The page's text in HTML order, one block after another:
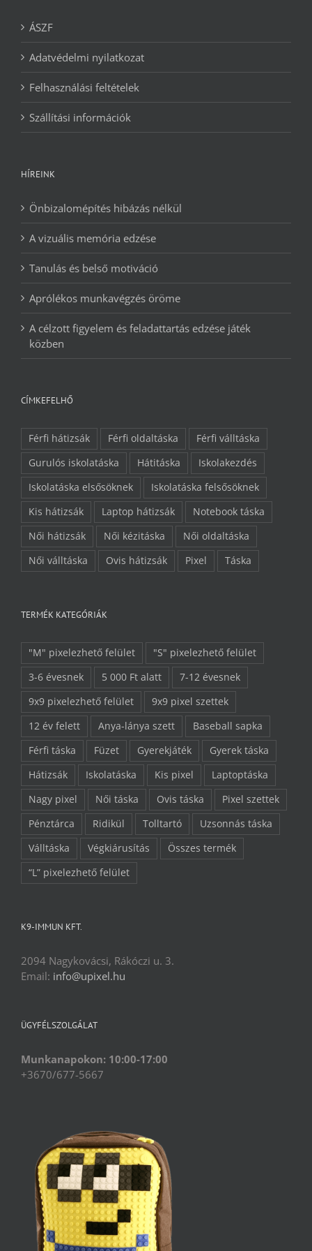
ÁSZF
Adatvédelmi nyilatkozat
Felhasználási feltételek
Szállítási információk
HÍREINK
Önbizalomépítés hibázás nélkül
A vizuális memória edzése
Tanulás és belső motiváció
Aprólékos munkavégzés öröme
A célzott figyelem és feladattartás edzése játék
közben
CÍMKEFELHŐ
Férfi hátizsák Férfi oldaltáska
Férfi válltáska
Gurulós iskolatáska
Hátitáska
Iskolakezdés
Iskolatáska elsősöknek
Iskolatáska felsősöknek
Kis hátizsák
Laptop hátizsák
Notebook táska
Női hátizsák
Női kézitáska
Női oldaltáska
Női válltáska
Ovis hátizsák Pixel Táska
TERMÉK KATEGÓRIÁK
"M" pixelezhető felület
"S" pixelezhető felület
3-6 évesnek
5 000 Ft alatt
7-12 évesnek
9x9 pixelezhető felület
9x9 pixel szettek
12 év felett
Anya-lánya szett
Baseball sapka
Férfi táska
Füzet Gyerekjáték
Gyerek táska
Hátizsák
Iskolatáska Kis pixel
Laptoptáska
Nagy pixel
Női táska Ovis táska
Pixel szettek
Pénztárca
Ridikül Tolltartó
Uzsonnás táska
Válltáska
Végkiárusítás
Összes termék
“L” pixelezhető felület
K9-IMMUN KFT.
2094 Nagykovácsi, Rákóczi u. 3.
Email: info@upixel.hu
ÜGYFÉLSZOLGÁLAT
Munkanapokon: 10:00-17:00
+3670/677-5667